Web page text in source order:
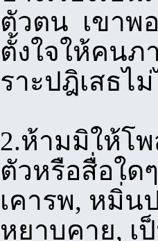
ตัวตน เขาพ
ตั้งใจให้คนภ
ราะปฎิเสธไ
2.ห้ามมิให้โ
ตัวหรือสื่อใด
เคารพ, หมิ่น
หยาบคาย, เ